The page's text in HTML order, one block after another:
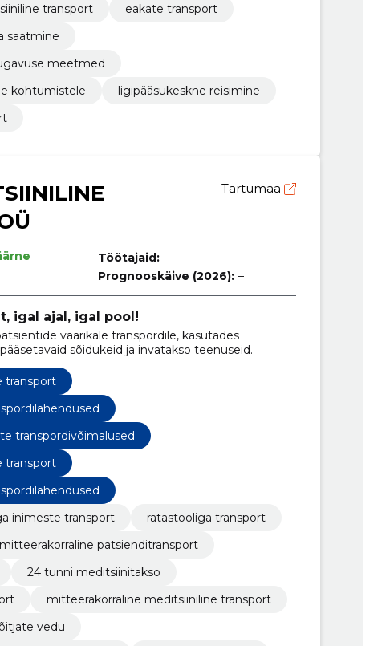
transport
eakate transport
saatmine
meetmed
kohtumistele
ligipääsukeskne reisimine
Tartumaa
Töötajaid: –
Prognooskäive (2026): –
igal ajal, igal pool!
väärikale transpordile, kasutades
sõidukeid ja invatakso teenuseid.
transport
transpordivõimalused
transport
inimeste transport
ratastooliga transport
mitteerakorraline patsienditransport
24 tunni meditsiinitakso
mitteerakorraline meditsiiniline transport
vedu